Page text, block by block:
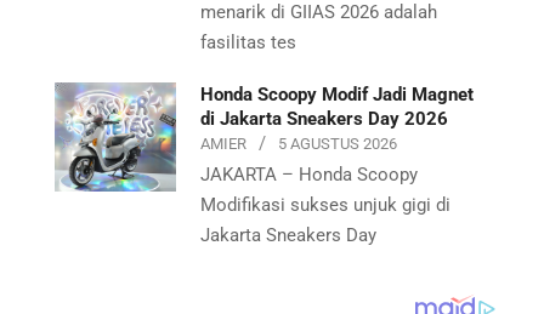
menarik di GIIAS 2026 adalah
fasilitas tes
Honda Scoopy Modif Jadi Magnet
di Jakarta Sneakers Day 2026
AMIER 5 AGUSTUS 2026
JAKARTA – Honda Scoopy
Modifikasi sukses unjuk gigi di
Jakarta Sneakers Day